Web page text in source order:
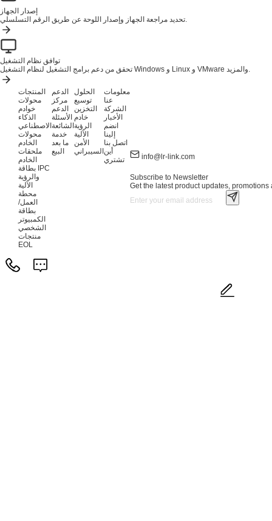
إصدار الجهاز
تحديد مراجعة الجهاز وإصدار اللوحة عن طريق الرقم التسلسلي.
توافق نظام التشغيل
تحقق من دعم برامج التشغيل لنظام التشغيل Windows و Linux و VMware والمزيد.
المنتجات
محولات
خوادم
الذكاء
الاصطناعي
محولات
الخادم
ملحقات
الخادم
بطاقة IPC
والرؤية
الآلية
محطة
العمل/
بطاقة
الكمبيوتر
الشخصي
منتجات
EOL
الدعم
مركز
الدعم
الأسئلة
الشائعة
خدمة
ما بعد
البيع
الحلول
توسيع
التخزين
خادم
الرؤية
الآلية
الأمن
السيبراني
معلومات
عنا
الشركة
الأخبار
انضم
إلينا
اتصل بنا
أين
تشتري
info@lr-link.com
Subscribe to Newsletter
Get the latest product updates, promotions